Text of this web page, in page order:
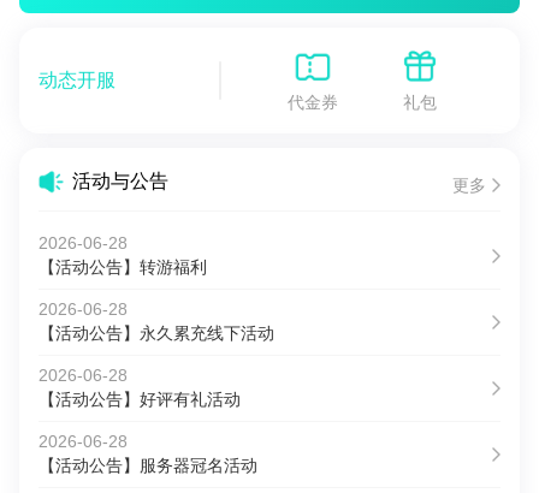
动态开服
代金券 礼包
活动与公告 更多
2026-06-28
【活动公告】转游福利
2026-06-28
【活动公告】永久累充线下活动
2026-06-28
【活动公告】好评有礼活动
2026-06-28
【活动公告】服务器冠名活动